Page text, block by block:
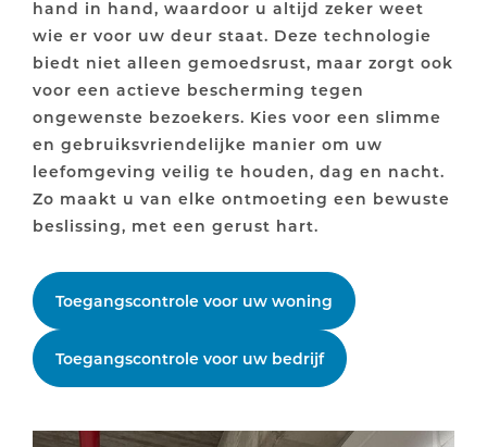
hand in hand, waardoor u altijd zeker weet
wie er voor uw deur staat. Deze technologie
biedt niet alleen gemoedsrust, maar zorgt ook
voor een actieve bescherming tegen
ongewenste bezoekers. Kies voor een slimme
en gebruiksvriendelijke manier om uw
leefomgeving veilig te houden, dag en nacht.
Zo maakt u van elke ontmoeting een bewuste
beslissing, met een gerust hart.
Toegangscontrole voor uw woning
Toegangscontrole voor uw bedrijf